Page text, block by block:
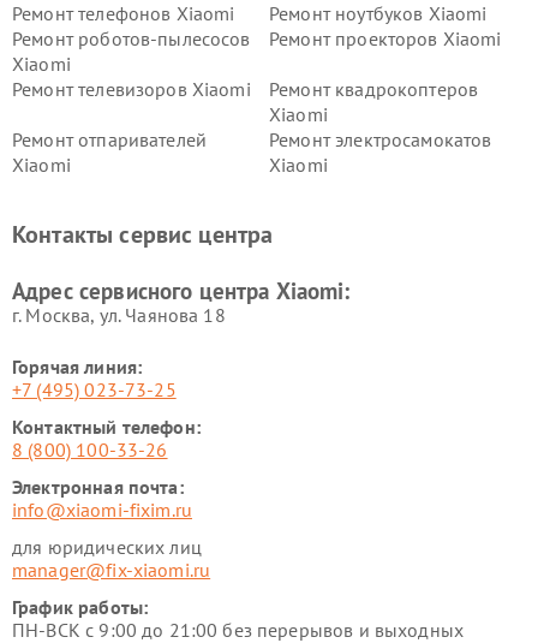
Ремонт телефонов Xiaomi
Ремонт ноутбуков Xiaomi
Ремонт роботов-пылесосов
Xiaomi
Ремонт проекторов Xiaomi
Ремонт телевизоров Xiaomi
Ремонт квадрокоптеров
Xiaomi
Ремонт отпаривателей
Xiaomi
Ремонт электросамокатов
Xiaomi
Ремонт стиральных машин
Ремонт смарт-часов Xiaomi
Контакты сервис центра
Адрес сервисного центра Xiaomi:
г. Москва, ул. Чаянова 18
Горячая линия:
+7 (495) 023-73-25
Контактный телефон:
8 (800) 100-33-26
Электронная почта:
info@xiaomi-fixim.ru
для юридических лиц
manager@fix-xiaomi.ru
График работы:
ПН-ВСК с 9:00 до 21:00 без перерывов и выходных